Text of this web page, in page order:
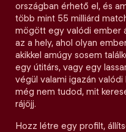
országban érhető el, és
több mint 55 milliárd
mögött egy valódi ember
az a hely, ahol olyan
akikkel amúgy sosem
egy útitárs, vagy egy
végül valami igazán
még nem tudod, mit
rájöjj.
Hozz létre egy profilt,